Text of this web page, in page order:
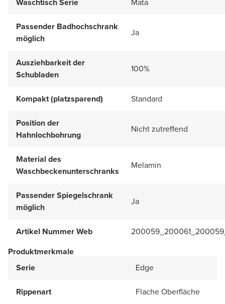
Passender Badhochschrank
möglich
Ja
Ausziehbarkeit der
Schubladen
100%
Kompakt (platzsparend) Standard
Position der
Hahnlochbohrung
Nicht zutreffend
Material des
Waschbeckenunterschranks
Melamin
Passender Spiegelschrank
möglich
Ja
Artikel Nummer Web
Produktmerkmale
Serie
Edge
Rippenart Flache Oberfläche